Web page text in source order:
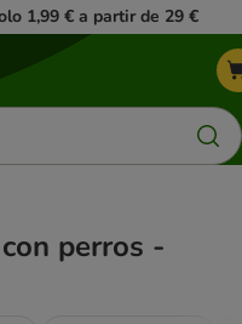
1,99 € a partir de 29 €
perros -